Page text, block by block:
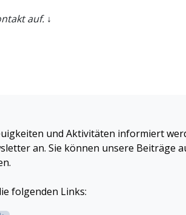
auf. ↓
und Aktivitäten informiert
an. Sie können unsere Beiträge
folgenden Links: